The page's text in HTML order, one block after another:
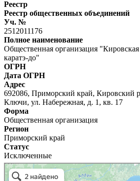
Реестр
Реестр общественных объединений
Уч. №
2512011176
Полное наименование
Общественная организация
каратэ-до"
ОГРН
Дата ОГРН
Адрес
692086, Приморский край, Кировский
Ключи, ул. Набережная, д. 1, кв. 17
Форма
Общественная организация
Регион
Приморский край
Статус
Исключенные